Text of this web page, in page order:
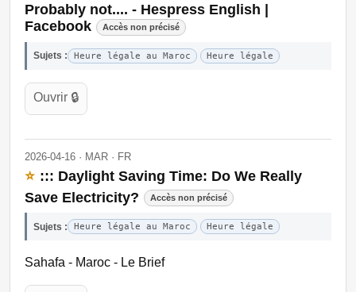
Probably not.... - Hespress English |
Facebook
Accès non précisé
Sujets : Heure légale au Maroc Heure légale
Ouvrir 🔒
2026-04-16 · MAR · FR
⭐ ::: Daylight Saving Time: Do We Really
Save Electricity?
Accès non précisé
Sujets : Heure légale au Maroc Heure légale
Sahafa - Maroc - Le Brief